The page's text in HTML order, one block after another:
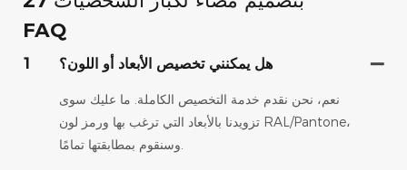
FAQ
1 هل يمكنني تخصيص الأبعاد أو اللون؟
نعم، نحن نقدم خدمة التخصيص الكاملة. ما عليك سوى
تزويدنا بالأبعاد التي ترغب بها ورمز لون RAL/Pantone،
وسنقوم بمطابقتها تمامًا.